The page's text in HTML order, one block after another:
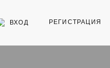
ВХОД РЕГИСТРАЦИЯ